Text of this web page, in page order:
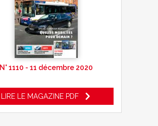
N° 1110 - 11 décembre 2020
LIRE LE MAGAZINE PDF